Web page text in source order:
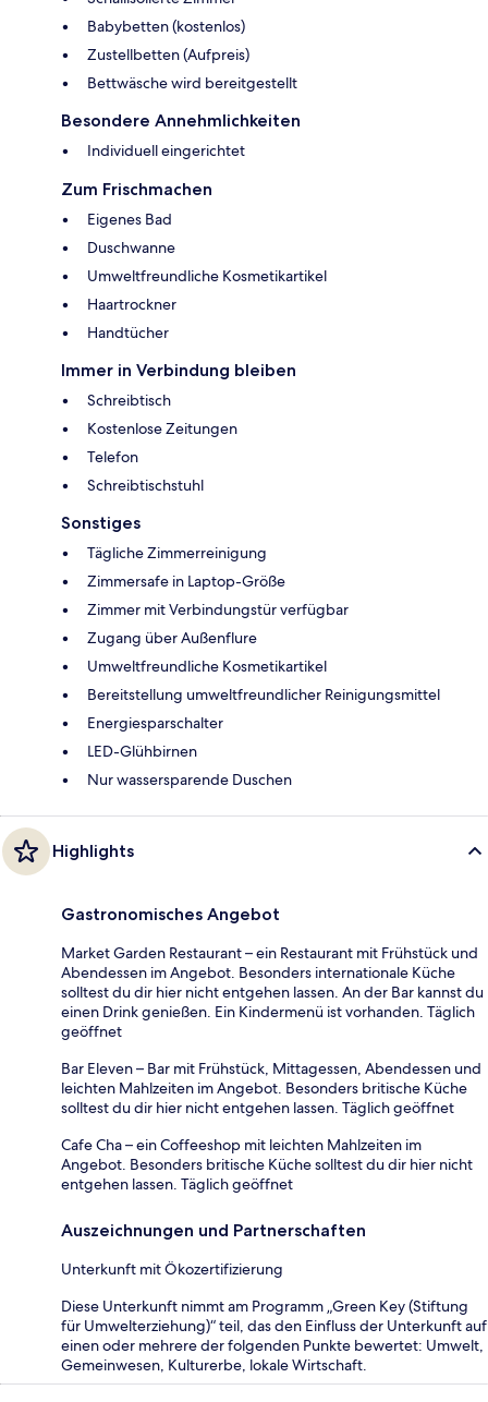
Babybetten (kostenlos)
Zustellbetten (Aufpreis)
Bettwäsche wird bereitgestellt
Besondere Annehmlichkeiten
Individuell eingerichtet
Zum Frischmachen
Eigenes Bad
Duschwanne
Umweltfreundliche Kosmetikartikel
Haartrockner
Handtücher
Immer in Verbindung bleiben
Schreibtisch
Kostenlose Zeitungen
Telefon
Schreibtischstuhl
Sonstiges
Tägliche Zimmerreinigung
Zimmersafe in Laptop-Größe
Zimmer mit Verbindungstür verfügbar
Zugang über Außenflure
Umweltfreundliche Kosmetikartikel
Bereitstellung umweltfreundlicher Reinigungsmittel
Energiesparschalter
LED-Glühbirnen
Nur wassersparende Duschen
Highlights
Gastronomisches Angebot
Market Garden Restaurant – ein Restaurant mit Frühstück und
Abendessen im Angebot. Besonders internationale Küche
solltest du dir hier nicht entgehen lassen. An der Bar kannst du
einen Drink genießen. Ein Kindermenü ist vorhanden. Täglich
geöffnet
Bar Eleven – Bar mit Frühstück, Mittagessen, Abendessen und
leichten Mahlzeiten im Angebot. Besonders britische Küche
solltest du dir hier nicht entgehen lassen. Täglich geöffnet
Cafe Cha – ein Coffeeshop mit leichten Mahlzeiten im
Angebot. Besonders britische Küche solltest du dir hier nicht
entgehen lassen. Täglich geöffnet
Auszeichnungen und Partnerschaften
Unterkunft mit Ökozertifizierung
Diese Unterkunft nimmt am Programm „Green Key (Stiftung
für Umwelterziehung)“ teil, das den Einfluss der Unterkunft auf
einen oder mehrere der folgenden Punkte bewertet: Umwelt,
Gemeinwesen, Kulturerbe, lokale Wirtschaft.